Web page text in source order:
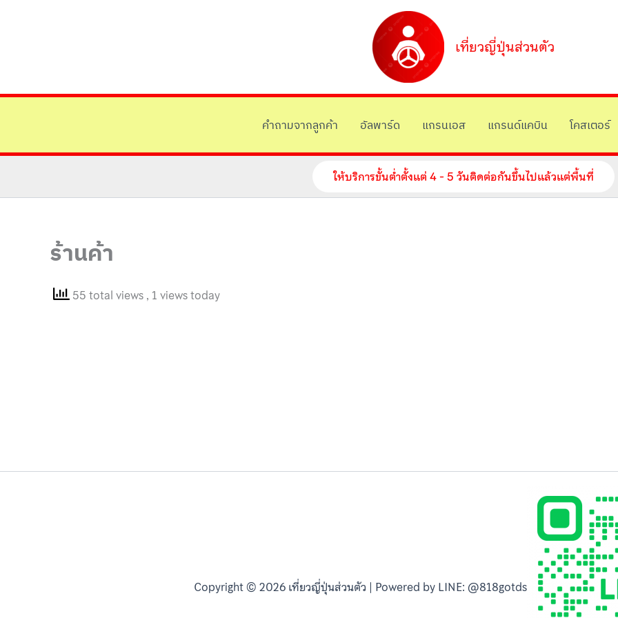
เที่ยวญี่ปุ่นส่วนตัว
คำถามจากลูกค้า อัลพาร์ด แกรนเอส แกรนด์แคบิน โคสเตอร์
ให้บริการขั้นต่ำตั้งแต่ 4 - 5 วันติดต่อกันขึ้นไปแล้วแต่พื้นที่
ร้านค้า
55 total views, 1 views today
Copyright © 2026 เที่ยวญี่ปุ่นส่วนตัว | Powered by LINE: @818gotds